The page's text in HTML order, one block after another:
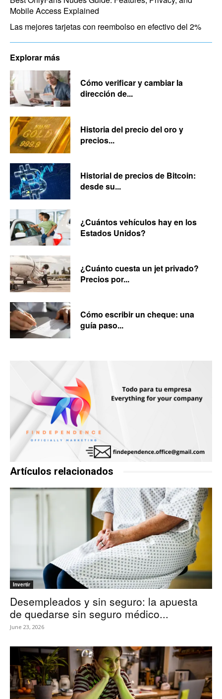
Mobile Access Explained
Las mejores tarjetas con reembolso en efectivo del 2%
Explorar más
Cómo verificar y cambiar la
dirección de...
Historia del precio del oro y
precios...
Historial de precios de Bitcoin:
desde su...
¿Cuántos vehículos hay en los
Estados Unidos?
¿Cuánto cuesta un jet privado?
Precios por...
Cómo escribir un cheque: una
guía paso...
Artículos relacionados
Invertir
Desempleados y sin seguro: la apuesta
de quedarse sin seguro médico...
June 23, 2026